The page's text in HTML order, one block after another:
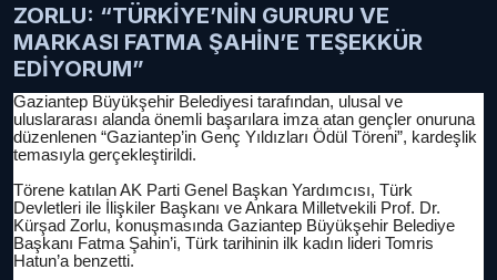
ZORLU: “TÜRKİYE’NİN GURURU VE
MARKASI FATMA ŞAHİN’E TEŞEKKÜR
EDİYORUM”
Gaziantep Büyükşehir Belediyesi tarafından, ulusal ve
uluslararası alanda önemli başarılara imza atan gençler onuruna
düzenlenen “Gaziantep’in Genç Yıldızları Ödül Töreni”, kardeşlik
temasıyla gerçekleştirildi.
Törene katılan AK Parti Genel Başkan Yardımcısı, Türk
Devletleri ile İlişkiler Başkanı ve Ankara Milletvekili Prof. Dr.
Kürşad Zorlu, konuşmasında Gaziantep Büyükşehir Belediye
Başkanı Fatma Şahin’i, Türk tarihinin ilk kadın lideri Tomris
Hatun’a benzetti.